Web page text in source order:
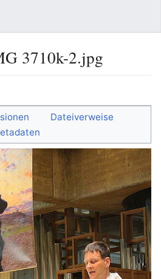
3710k-2.jpg
Dateiverweise